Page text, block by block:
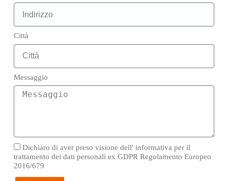
Città
Messaggio
Dichiaro di aver preso visione dell' informativa per il
trattamento dei dati personali ex GDPR Regolamento Europeo
2016/679